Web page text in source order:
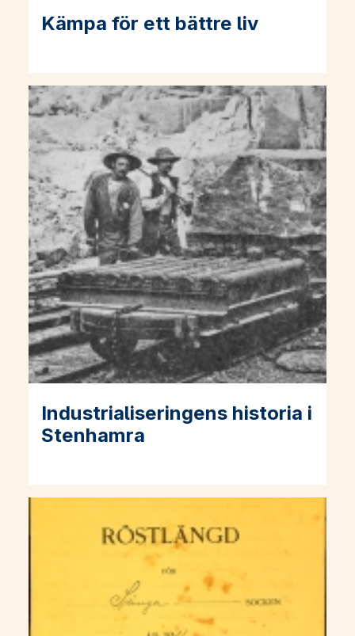
Kämpa för ett bättre liv
Läs mer om Kämpa för ett bättre liv
Industrialiseringens historia i
Stenhamra
Läs mer om Industrialiseringens historia i Stenhamra